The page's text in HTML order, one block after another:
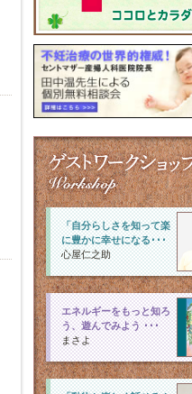
「自分らしさを知って楽
に豊かに幸せになる･･･
心屋仁之助
エネルギーをもっと知ろ
う、遊んでみよう ･･･
まさよ